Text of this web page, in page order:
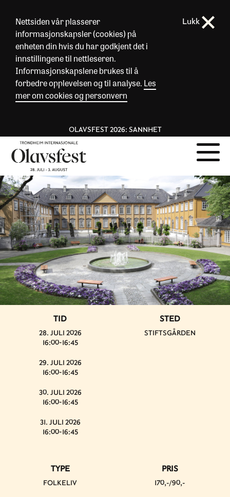
Nettsiden vår plasserer
informasjonskapsler (cookies) på
enheten din hvis du har godkjent det i
innstillingene til nettleseren.
Informasjonskapslene brukes til å
forbedre opplevelsen og til analyse. Les
mer om cookies og personvern
Lukk
OLAVSFEST 2026: SANNHET
TID
28. JULI 2026
16:00-16:45
29. JULI 2026
16:00-16:45
30. JULI 2026
16:00-16:45
31. JULI 2026
16:00-16:45
STED
STIFTSGÅRDEN
TYPE
FOLKELIV
PRIS
170,-/90,-